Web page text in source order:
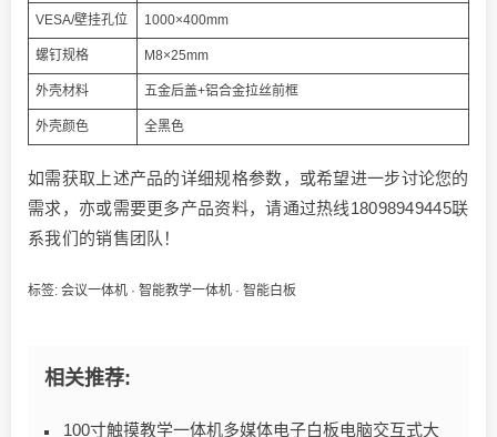
VESA/壁挂孔位 1000×400mm
螺钉规格 M8×25mm
外壳材料 五金后盖+铝合金拉丝前框
外壳颜色 全黑色
如需获取上述产品的详细规格参数，或希望进一步讨论您的
需求，亦或需要更多产品资料，请通过热线18098949445联
系我们的销售团队！
标签: 会议一体机 · 智能教学一体机 · 智能白板
相关推荐:
100寸触摸教学一体机多媒体电子白板电脑交互式大